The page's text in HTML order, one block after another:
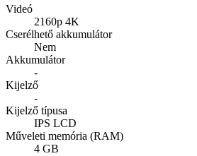
Videó
2160p 4K
Cserélhető akkumulátor
Nem
Akkumulátor
-
Kijelző
-
Kijelző típusa
IPS LCD
Műveleti memória (RAM)
4 GB